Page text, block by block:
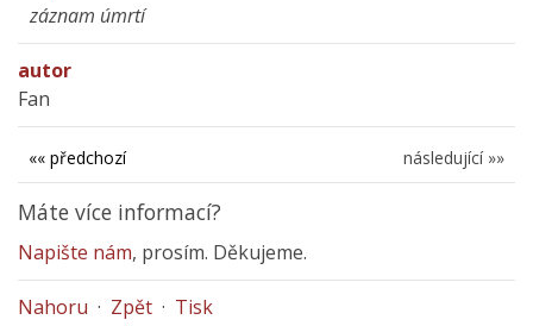
záznam úmrtí
autor
Fan
následující »»
«« předchozí
Máte více informací?
Napište nám, prosím. Děkujeme.
Nahoru · Zpět · Tisk